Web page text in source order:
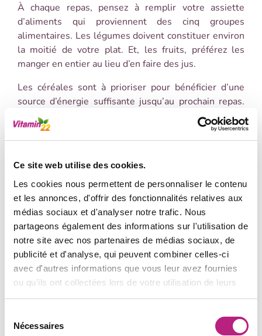
Ce site web utilise des cookies.
Les cookies nous permettent de personnaliser le contenu
et les annonces, d'offrir des fonctionnalités relatives aux
médias sociaux et d'analyser notre trafic. Nous
partageons également des informations sur l'utilisation de
notre site avec nos partenaires de médias sociaux, de
publicité et d'analyse, qui peuvent combiner celles-ci
avec d'autres informations que vous leur avez fournies
ou qu'ils ont collectées lors de votre utilisation de leurs
services.
Nécessaires
À chaque repas, pensez à remplir votre assiette
d’aliments qui proviennent des cinq groupes
alimentaires. Les légumes doivent constituer environ
la moitié de votre plat. Et, les fruits, préférez les
manger en entier au lieu d’en faire des jus.
Les céréales sont à prioriser pour bénéficier d’une
source d’énergie suffisante jusqu’au prochain repas.
Privilégiez les grains entiers comme du riz brun, des
pâtes de blé entier ou du pain de blé entier.
plein de fruits et de grains entiers que vous avez
peut-être manqués pendant les repas.
Pour parvenir à manger sainement, vous devez
également changer votre habitude alimentaire :
mangez plus de légumes, grignotez plus souvent des
fruits et cuisinez davantage à la maison.
Un régime alimentaire sain doit aussi renfermer des
grains entiers, des protéines et des produits laitiers.
MANGER ÉQUILIBRÉ : QUELS ALIMENTS